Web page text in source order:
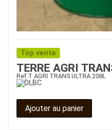
Top vente
TERRE AGRI
Ref.T AGRI TRANS ULTRA 208L
Ajouter au panier